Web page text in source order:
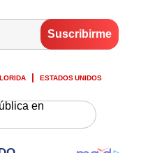
ESTADOS UNIDOS
en